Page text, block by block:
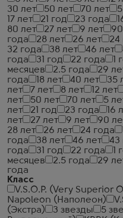
30 лет
50 лет 70 лет
17 лет
21 год 23 года
80 лет
27 лет 9 лет
года
28 лет 26 лет 24
32 года
38 лет 46 лет
года
31 год 22 года 1
месяцев
2.5 года 29
года
18 лет 40 лет 35
лет
7 лет 8 лет 12 лет
лет
50 лет 70 лет 5
лет
21 год 23 года 16
лет
27 лет 9 лет 90
28 лет
26 лет 24 года
года
38 лет 46 лет 43
года
31 год 22 года 1
месяцев
2.5 года 29
года
Класс
V.S.O.P. (Very Superior
Napoleon (Наполеон)
(Экстра)
3 звезды 5